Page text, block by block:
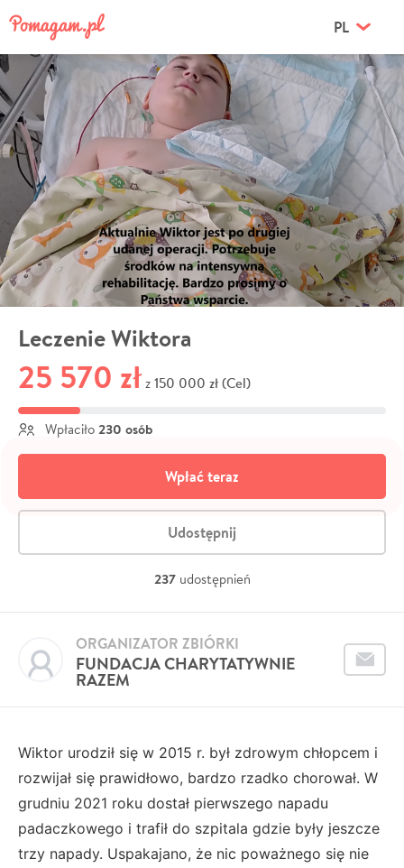
PL
Leczenie Wiktora
25 570 zł z 150 000 zł (Cel)
Wpłaciło 230 osób
Wpłać teraz
Udostępnij
237 udostępnień
FUNDACJA CHARYTATYWNIE
RAZEM
ORGANIZATOR ZBIÓRKI
Wiktor urodził się w 2015 r. był zdrowym chłopcem i
rozwijał się prawidłowo, bardzo rzadko chorował. W
grudniu 2021 roku dostał pierwszego napadu
padaczkowego i trafił do szpitala gdzie były jeszcze
trzy napady. Uspakajano, że nic poważnego się nie